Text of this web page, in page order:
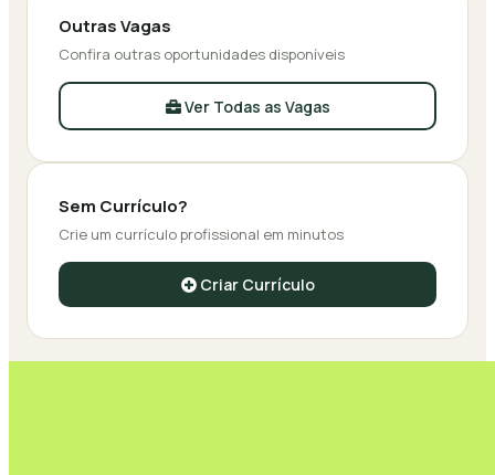
Outras Vagas
Confira outras oportunidades disponíveis
Ver Todas as Vagas
Sem Currículo?
Crie um currículo profissional em minutos
Criar Currículo